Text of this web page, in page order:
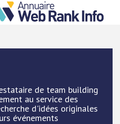
de team building
au service des
d'idées originales
événements